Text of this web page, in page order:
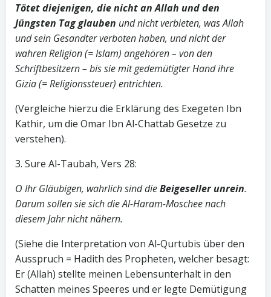
Tötet diejenigen, die nicht an Allah und den
Jüngsten Tag glauben und nicht verbieten, was Allah
und sein Gesandter verboten haben, und nicht der
wahren Religion (= Islam) angehören – von den
Schriftbesitzern – bis sie mit gedemütigter Hand ihre
Gizia (= Religionssteuer) entrichten.
(Vergleiche hierzu die Erklärung des Exegeten Ibn
Kathir, um die Omar Ibn Al-Chattab Gesetze zu
verstehen).
3. Sure Al-Taubah, Vers 28:
O Ihr Gläubigen, wahrlich sind dieBeigeseller unrein.
Darum sollen sie sich die Al-Haram-Moschee nach
diesem Jahr nicht nähern.
(Siehe die Interpretation von Al-Qurtubis über den
Ausspruch = Hadith des Propheten, welcher besagt:
Er (Allah) stellte meinen Lebensunterhalt in den
Schatten meines Speeres und er legte Demütigung